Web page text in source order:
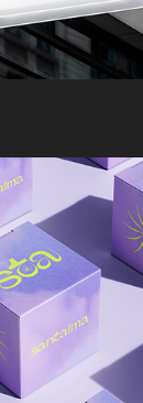
- BRANDING
2024